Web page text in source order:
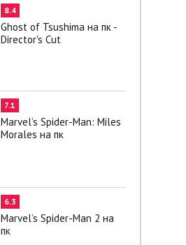
8.4
Ghost of Tsushima на пк -
Director's Cut
7.1
Marvel’s Spider-Man: Miles
Morales на пк
6.3
Marvel’s Spider-Man 2 на
пк